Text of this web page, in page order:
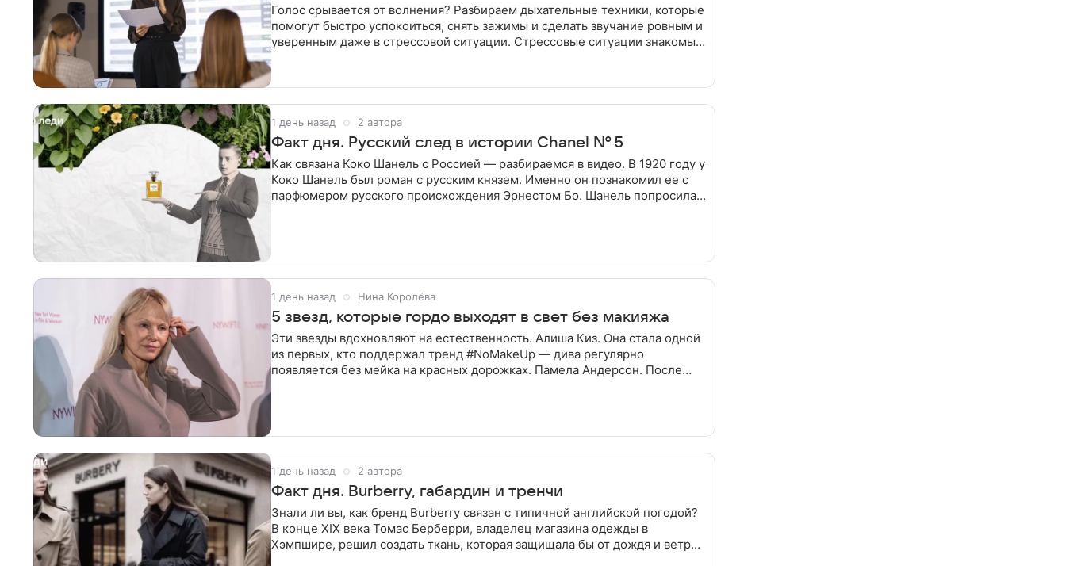
Голос срывается от волнения? Разбираем дыхательные техники, которые
помогут быстро успокоиться, снять зажимы и сделать звучание ровным и
уверенным даже в стрессовой ситуации. Стрессовые ситуации знакомы
1 день назад 2 автора
Факт дня. Русский след в истории Chanel № 5
Как связана Коко Шанель с Россией — разбираемся в видео. В 1920 году у
Коко Шанель был роман с русским князем. Именно он познакомил ее с
парфюмером русского происхождения Эрнестом Бо. Шанель попросила
1 день назад Нина Королёва
5 звезд, которые гордо выходят в свет без макияжа
Эти звезды вдохновляют на естественность. Алиша Киз. Она стала одной
из первых, кто поддержал тренд #NoMakeUp — дива регулярно
появляется без мейка на красных дорожках. Памела Андерсон. После
1 день назад 2 автора
Факт дня. Burberry, габардин и тренчи
Знали ли вы, как бренд Burberry связан с типичной английской погодой?
В конце XIX века Томас Берберри, владелец магазина одежды в
Хэмпшире, решил создать ткань, которая защищала бы от дождя и ветра,